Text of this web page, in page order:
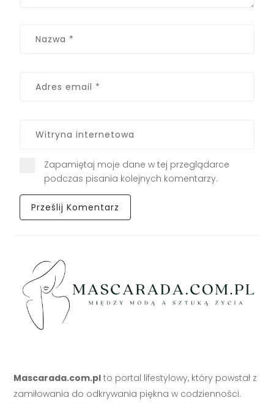
Zapamiętaj moje dane w tej przeglądarce
podczas pisania kolejnych komentarzy.
Mascarada.com.pl to portal lifestylowy, który powstał z
zamiłowania do odkrywania piękna w codzienności.